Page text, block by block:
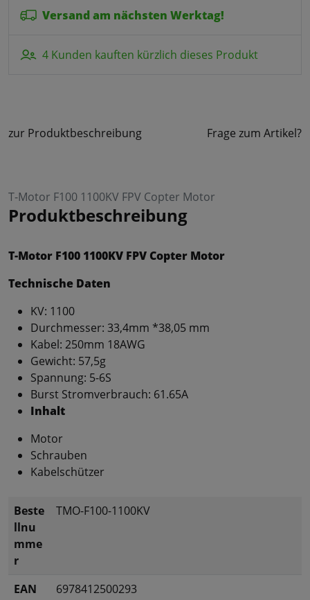
Versand am nächsten Werktag!
4 Kunden kauften kürzlich dieses Produkt
zur Produktbeschreibung Frage zum Artikel?
T-Motor F100 1100KV FPV Copter Motor
Produktbeschreibung
T-Motor F100 1100KV FPV Copter Motor
Technische Daten
KV: 1100
Durchmesser: 33,4mm *38,05 mm
Kabel: 250mm 18AWG
Gewicht: 57,5g
Spannung: 5-6S
Burst Stromverbrauch: 61.65A
Inhalt
Motor
Schrauben
Kabelschützer
Beste
llnu
mme
r
TMO-F100-1100KV
EAN
6978412500293